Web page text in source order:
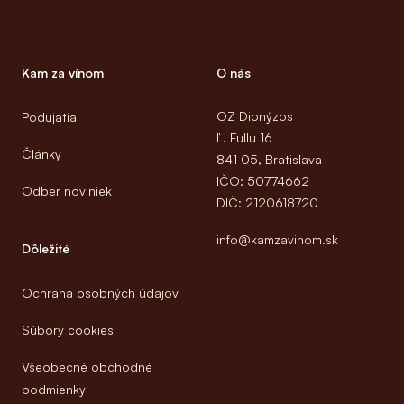
Kam za vínom
Podujatia
Články
Odber noviniek
Dôležité
Ochrana osobných údajov
Súbory cookies
Všeobecné obchodné
podmienky
O nás
OZ Dionýzos
Ľ. Fullu 16
841 05, Bratislava
IČO: 50774662
DIČ: 2120618720
info@kamzavinom.sk